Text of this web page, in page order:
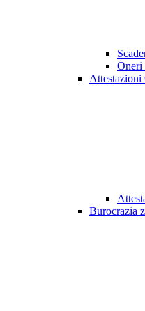
Oneri
Attestazioni
Burocrazia